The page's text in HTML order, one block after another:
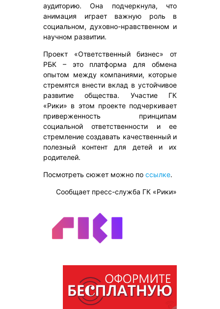
аудиторию. Она подчеркнула, что
анимация играет важную роль в
социальном, духовно-нравственном и
научном развитии.
Проект «Ответственный бизнес» от
РБК – это платформа для обмена
опытом между компаниями, которые
стремятся внести вклад в устойчивое
развитие общества. Участие ГК
«Рики» в этом проекте подчеркивает
приверженность принципам
социальной ответственности и ее
стремление создавать качественный и
полезный контент для детей и их
родителей.
Посмотреть сюжет можно по ссылке.
Сообщает пресс-служба ГК «Рики»